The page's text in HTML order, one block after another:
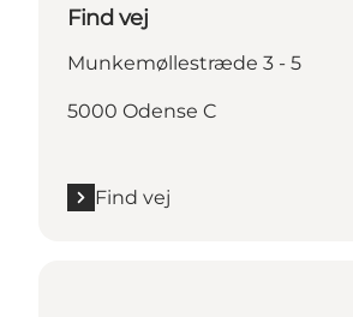
Find vej
Munkemøllestræde 3 - 5
5000 Odense C
Find vej